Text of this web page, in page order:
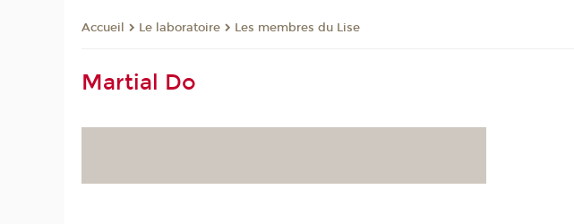
Accueil Le laboratoire Les membres du Lise
Martial Do